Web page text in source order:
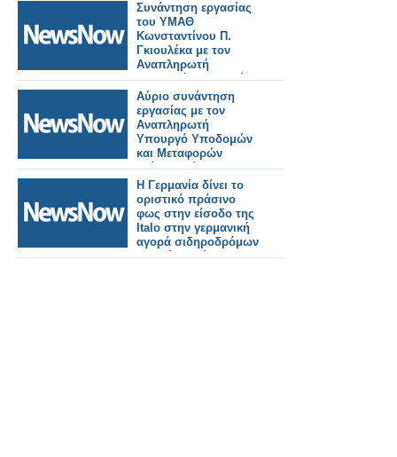
Συνάντηση εργασίας
του ΥΜΑΘ
Κωνσταντίνου Π.
Γκιουλέκα με τον
Αναπληρωτή
Υπουργό Υποδομών
και Μεταφορών
Γιώργο Κώτσηρα.
Αύριο συνάντηση
εργασίας με τον
Αναπληρωτή
Υπουργό Υποδομών
και Μεταφορών
Γιώργο Κώτσηρα θα
έχει ο Κωνσταντίνος
Γκιουλέκας.
Η Γερμανία δίνει το
οριστικό πράσινο
φως στην είσοδο της
Italo στην γερμανική
αγορά σιδηροδρόμων
υψηλής ταχύτητας.